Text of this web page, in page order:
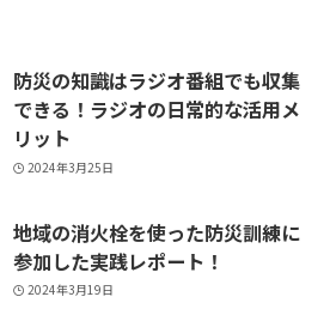
防災の知識はラジオ番組でも収集
できる！ラジオの日常的な活用メ
リット
2024年3月25日
地域の消火栓を使った防災訓練に
参加した実践レポート！
2024年3月19日